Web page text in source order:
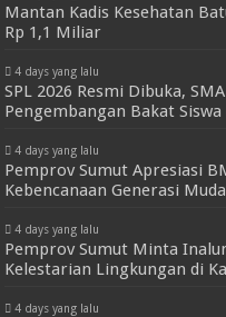
Mantan Kadis Kesehatan
Rp 1,1 Miliar
4 days yang lalu
SPL 2026 Resmi Dibuka,
Pengembangan Bakat
4 days yang lalu
Pemprov Sumut Apresiasi
Kebencanaan Generasi Muda
4 days yang lalu
Pemprov Sumut Minta
Kelestarian Lingkungan di
4 days yang lalu